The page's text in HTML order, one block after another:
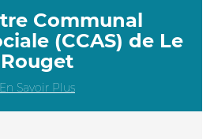
Communal
(CCAS) de Le
Rouget
En Savoir Plus